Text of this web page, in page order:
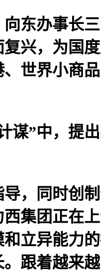
东办事长
兴，为国
世界小商
谋”中，提
，同时创
集团正在
立异能力
跟着越来